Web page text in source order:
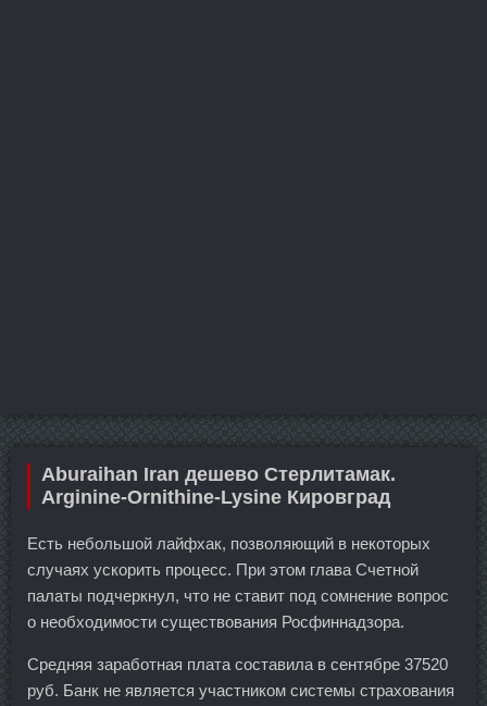
Aburaihan Iran дешево Стерлитамак.
Arginine-Ornithine-Lysine Кировград
Есть небольшой лайфхак, позволяющий в некоторых
случаях ускорить процесс. При этом глава Счетной
палаты подчеркнул, что не ставит под сомнение вопрос
о необходимости существования Росфиннадзора.
Средняя заработная плата составила в сентябре 37520
руб. Банк не является участником системы страхования